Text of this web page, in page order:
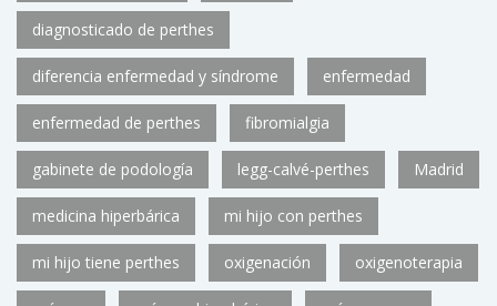
diagnosticado de perthes
diferencia enfermedad y síndrome enfermedad
enfermedad de perthes fibromialgia
gabinete de podología legg-calvé-perthes Madrid
medicina hiperbárica mi hijo con perthes
mi hijo tiene perthes oxigenación oxigenoterapia